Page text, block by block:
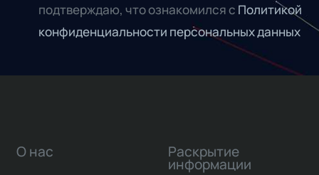
подтверждаю, что ознакомился с Политикой
конфиденциальности персональных данных
О нас Раскрытие
информации